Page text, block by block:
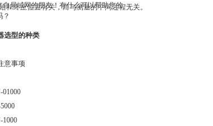
自局域网的朋友！有什么可以帮助您的
？
和终止位置有关，而与测量的中间过程无关。
选型的种类
意事项
01000
1000